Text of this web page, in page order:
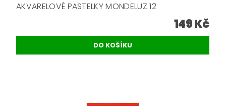
AKVARELOVÉ PASTELKY MONDELUZ 12
149 Kč